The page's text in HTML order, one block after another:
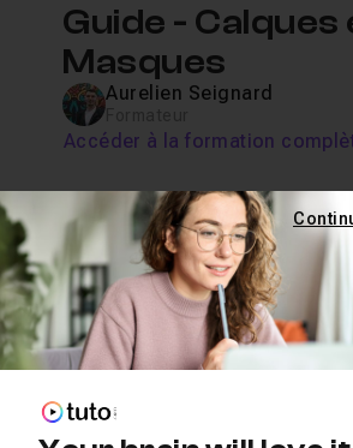
Guide - Calques
Masques
Aurelien Seignard
Accéder à la formation